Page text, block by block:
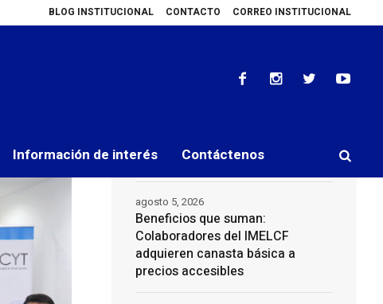
BLOG INSTITUCIONAL CONTACTO CORREO INSTITUCIONAL
a precios accesibles IMELCF participa en Tercer Encuentro Internacional
Información de interés Contáctenos
70
relaciones de cooperación
Beneficios que suman:
Colaboradores del IMELCF
adquieren canasta básica a
precios accesibles
agosto 5, 2026